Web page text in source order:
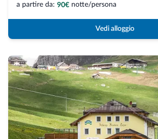
a partire da: 90€ notte/persona
Vedi alloggio